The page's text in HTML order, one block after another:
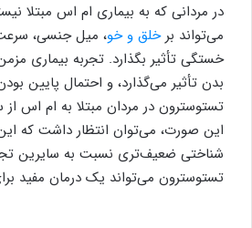
در مردانی که به بیماری ام اس مبتلا
می‌تواند برخلق و خو، میل جنسی،
خستگی تأثیر بگذارد. تجربه بیماری
بدن تأثیر می‌گذارد، و احتمال پایین
تستوسترون در مردان مبتلا به ام اس
این صورت، می‌توان انتظار داشت که
شناختی ضعیف‌تری نسبت به سایرین
تستوسترون می‌تواند یک درمان مفید